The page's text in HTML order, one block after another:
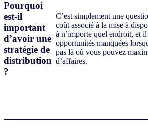
Pourquoi
est-il
important
d’avoir une
stratégie de
distribution
?
C’est simplement une
coût associé à la mise à
à n’importe quel endroit, et
opportunités manquées
pas là où vous pouvez
d’affaires.